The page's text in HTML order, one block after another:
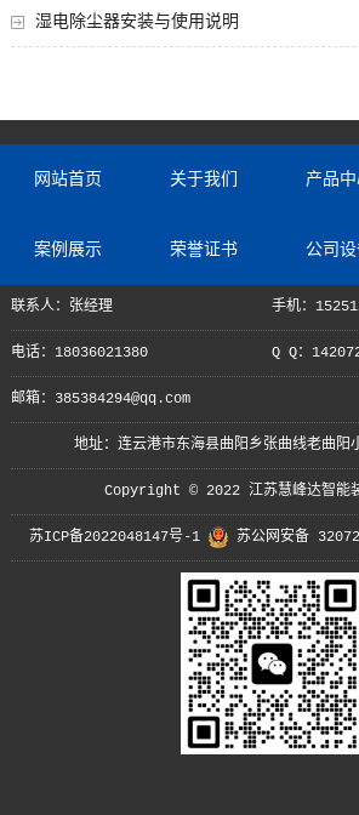
湿电除尘器安装与使用说明
网站首页 关于我们 产品
案例展示 荣誉证书 公司
联系人：张经理 手机：
电话：18036021380 Q Q：
邮箱：385384294@qq.com
地址：连云港市东海县曲阳乡张曲线老曲阳
Copyright © 2022 江苏慧峰达智能
苏ICP备2022048147号-1 苏公网安备